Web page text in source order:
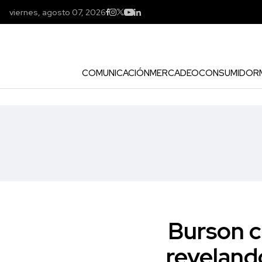
viernes, agosto 07, 2026
COMUNICACIÓNMERCADEOCONSUMIDOR
Burson